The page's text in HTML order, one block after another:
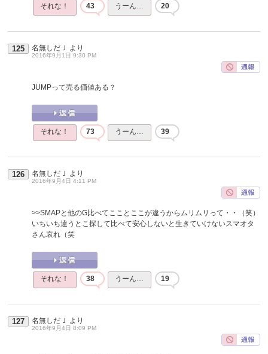
それな！ 43 うーん… 20
125 名無しだＪ より
2016年9月1日 9:30 PM
JUMPって売る価値ある？
それな！ 73 うーん… 39
126 名無しだＪ より
2016年9月4日 4:11 PM
>>SMAPと他のG比べてこことここが違うからムリムリって・・（笑）
いちいち違うとこ探して比べて安心しないと生きていけないスマオタ
さん哀れ（笑
それな！ 38 うーん… 19
127 名無しだＪ より
2016年9月4日 8:09 PM